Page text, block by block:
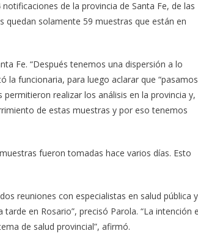
de la provincia de Santa Fe, de las
solamente 59 muestras que están en
Fe. “Después tenemos una dispersión a lo
la funcionaria, para luego aclarar que “pasamos
realizar los análisis en la provincia y,
de estas muestras y por eso tenemos
fueron tomadas hace varios días. Esto
reuniones con especialistas en salud pública y
en Rosario”, precisó Parola. “La intención
de salud provincial”, afirmó.